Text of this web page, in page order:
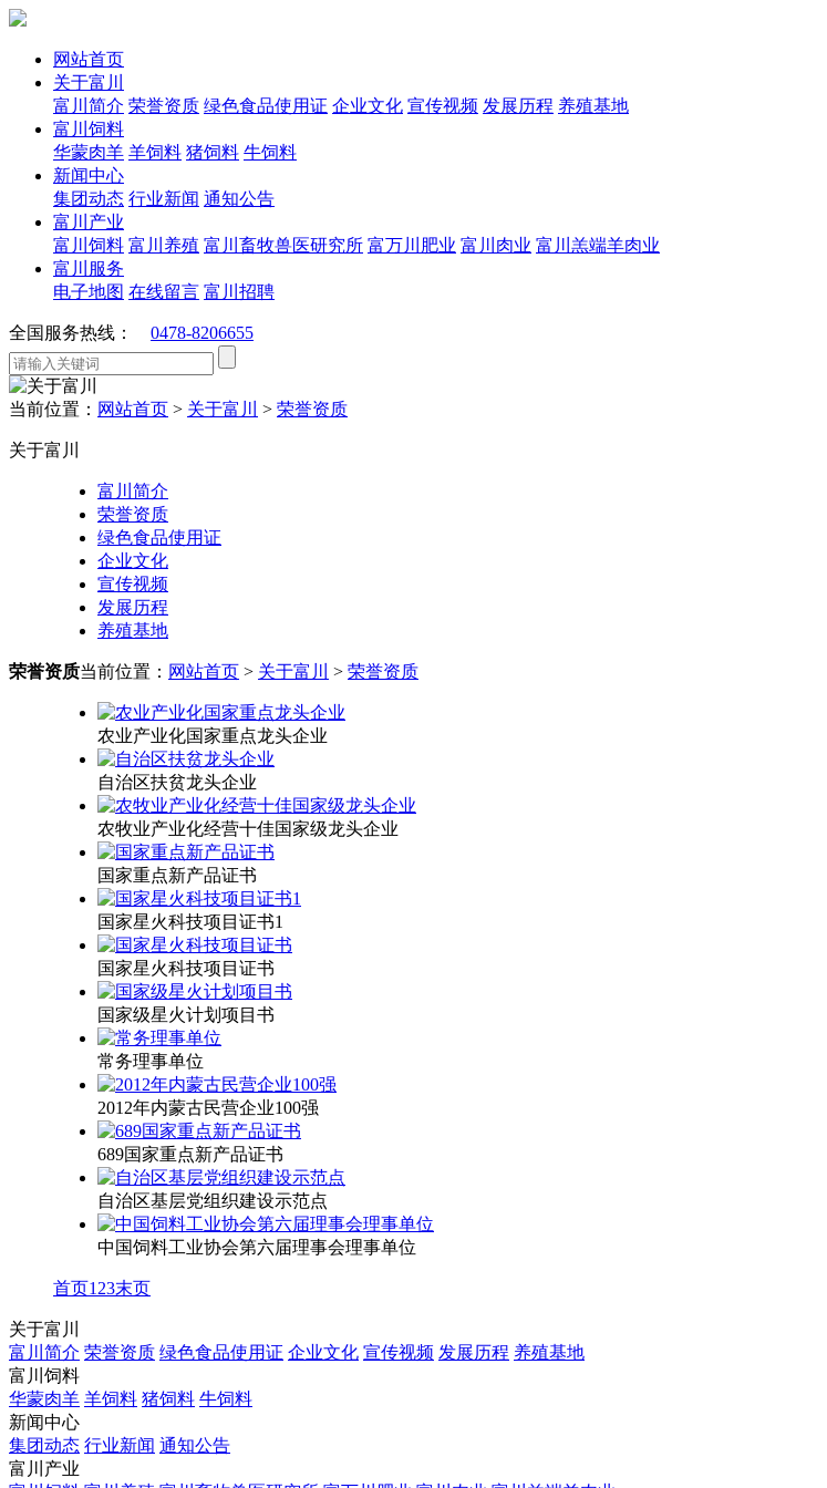
网站首页
关于富川
富川简介 荣誉资质 绿色食品使用证 企业文化 宣传视频 发展历程 养殖基地
富川饲料
华蒙肉羊 羊饲料 猪饲料 牛饲料
新闻中心
集团动态 行业新闻 通知公告
富川产业
富川饲料 富川养殖 富川畜牧兽医研究所 富万川肥业 富川肉业 富川羔端羊肉业
富川服务
电子地图 在线留言 富川招聘
全国服务热线： 0478-8206655
当前位置： 网站首页 > 关于富川 > 荣誉资质
关于富川
富川简介
荣誉资质
绿色食品使用证
企业文化
宣传视频
发展历程
养殖基地
荣誉资质当前位置： 网站首页 > 关于富川 > 荣誉资质
农业产业化国家重点龙头企业
自治区扶贫龙头企业
农牧业产业化经营十佳国家级龙头企业
国家重点新产品证书
国家星火科技项目证书1
国家星火科技项目证书
国家级星火计划项目书
常务理事单位
2012年内蒙古民营企业100强
689国家重点新产品证书
自治区基层党组织建设示范点
中国饲料工业协会第六届理事会理事单位
首页1 23末页
关于富川
富川简介 荣誉资质 绿色食品使用证 企业文化 宣传视频 发展历程 养殖基地
富川饲料
华蒙肉羊 羊饲料 猪饲料 牛饲料
新闻中心
集团动态 行业新闻 通知公告
富川产业